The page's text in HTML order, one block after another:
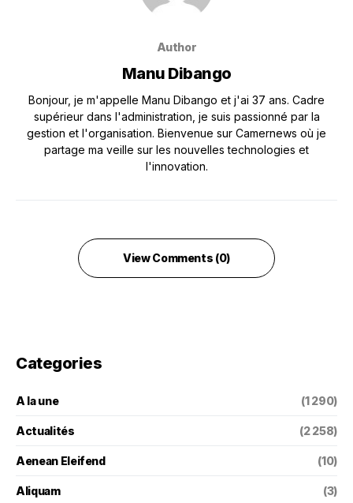
Author
Manu Dibango
Bonjour, je m'appelle Manu Dibango et j'ai 37 ans. Cadre
supérieur dans l'administration, je suis passionné par la
gestion et l'organisation. Bienvenue sur Camernews où je
partage ma veille sur les nouvelles technologies et
l'innovation.
View Comments (0)
Categories
A la une (1 290)
Actualités (2 258)
Aenean Eleifend (10)
Aliquam (3)